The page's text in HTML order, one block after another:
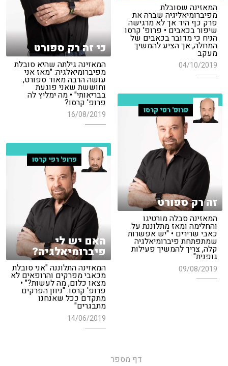
המאזינה שסובלת
מפיברומיאליגיה שברה את
פרק כף היד אך לא מרגישה
שיפור בכאבים • פרופ' קרסו
הניח כי מדובר בכאבים של
המחלה, אך הציע להמשיך
מעקב
04/10/2019
כי זה רק ספורט
המאזינה גילתה שהיא סובלת
מפיברומיאלגיה: "מאז אני
עושה הרבה מאוד ספורט,
וחוששת שאני פוגעת
בבריאותי" • מה ימליץ לה
פרופ' קרסו?
16/08/2019 פרופ' רפי קרסו
זה רק ספורט
המאזינה סבלה מורטיגו
והחלימה ומאז מתלוננת על
כאבי שרירים • "יש אפשרות
שמתפתחת פיברומיאלגיה
קלה, צריך להמשיך פעילות
גופנית"
09/08/2019
פרופ' רפי קרסו
האם יש לי
פיברומיאלגיה?
המאזינה התלוננה "אני סובלת
מכאבי מפרקים והרופאים לא
מצאו כלום, מה לעשות?" •
פרופ' קרסו: "ניוון הפרקים
מתקדם ככל שאנחנו
מתבגרים"
14/06/2019
דף מספר